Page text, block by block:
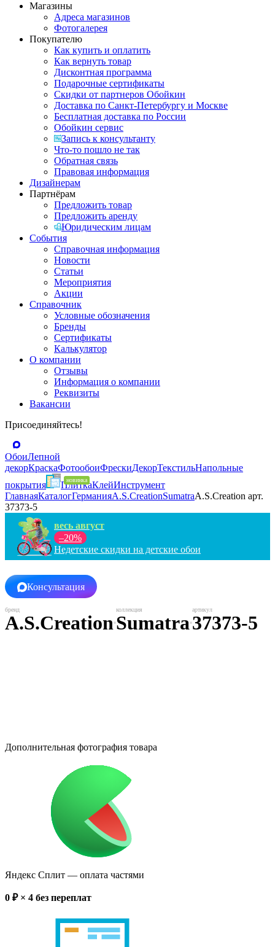
Магазины
Адреса магазинов
Фотогалерея
Покупателю
Как купить и оплатить
Как вернуть товар
Дисконтная программа
Подарочные сертификаты
Скидки от партнеров Обойкин
Доставка по Санкт-Петербургу и Москве
Бесплатная доставка по России
Обойкин сервис
Запись к консультанту
Что-то пошло не так
Обратная связь
Правовая информация
Дизайнерам
Партнёрам
Предложить товар
Предложить аренду
Юридическим лицам
События
Справочная информация
Новости
Статьи
Мероприятия
Акции
Справочник
Условные обозначения
Бренды
Сертификаты
Калькулятор
О компании
Отзывы
Информация о компании
Реквизиты
Вакансии
Присоединяйтесь!
ОбоиЛепной
декорКраскаФотообоиФрескиДекорТекстильНапольные
покрытия
ПлиткаКлейИнструмент
ГлавнаяКаталогГерманияA.S.CreationSumatraA.S.Creation арт.
37373-5
весь август
–20%
Недетские скидки на детские обои
Консультация
A.S.CreationSumatra37373-5
Дополнительная фотография товара
Яндекс Сплит — оплата частями
0 ₽ × 4 без переплат